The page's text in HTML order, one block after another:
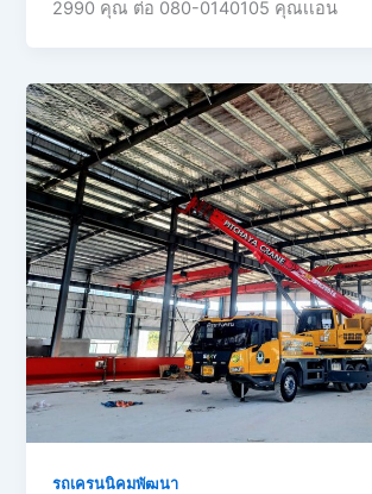
2990 คุณ ต่อ 080-0140105 คุณเเอน
รถเครนนิคมพัฒนา